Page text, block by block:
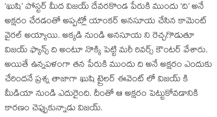
‘ఖుషి’ పోస్టర్ మీద విజయ్ దేవరకొండ పేరుకి ముందు ‘ది’ అనే
అక్షరం చేరడంతో అప్పట్లో యాంకర్ అనసూయ చేసిన కామెంట్
వైరల్ అయ్యాయి. అక్కడి నుండి అనసూయ ని రెచ్చగొడుతూ
విజయ్ ఫ్యాన్స్ ది అంటూ నొక్కి పెట్టి మరీ రివర్స్ కౌంటర్ వేశారు.
అయితే ఉన్నపళంగా తన పేరుకి ముందు ది అనే అక్షరం ఎందుకు
చేరిందనే ప్రశ్న తాజాగా ఖుషి ట్రైలర్ ఈవెంట్ లో విజయ్ కి
మీడియా నుండి ఎదురైంది. దీంతో ఆ అక్షరం పెట్టుకోవడానికి
కారణం చెప్పుకున్నాడు విజయ్.